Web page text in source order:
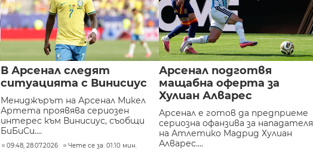
В Арсенал следят
ситуацията с Винисиус
Мениджърът на Арсенал Микел
Артета проявява сериозен
интерес към Винисиус, съобщи
БиБиСи....
09:48, 28.07.2026 Чете се за: 01:10 мин.
Арсенал подготвя
мащабна оферта за
Хулиан Алварес
Арсенал е готов да предприеме
сериозна офанзива за нападателя
на Атлетико Мадрид Хулиан
Алварес....